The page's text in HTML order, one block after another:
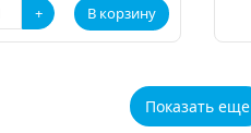
+ В корзину
Показать еще